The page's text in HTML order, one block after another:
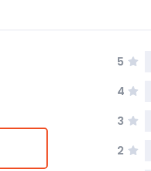
5
4
3
2